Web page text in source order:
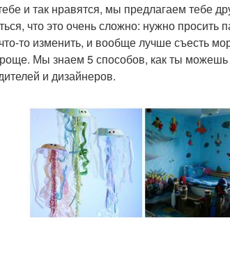
и так нравятся, мы предлагаем тебе
что это очень сложно: нужно просить
то изменить, и вообще лучше съесть
Мы знаем 5 способов, как ты
и дизайнеров.